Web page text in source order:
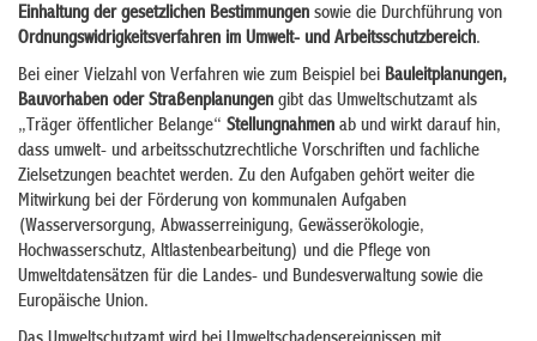
Einhaltung der gesetzlichen Bestimmungen sowie die Durchführung von
Ordnungswidrigkeitsverfahren im Umwelt- und Arbeitsschutzbereich.
Bei einer Vielzahl von Verfahren wie zum Beispiel bei Bauleitplanungen,
Bauvorhaben oder Straßenplanungen gibt das Umweltschutzamt als
„Träger öffentlicher Belange“ Stellungnahmen ab und wirkt darauf hin,
dass umwelt- und arbeitsschutzrechtliche Vorschriften und fachliche
Zielsetzungen beachtet werden. Zu den Aufgaben gehört weiter die
Mitwirkung bei der Förderung von kommunalen Aufgaben
(Wasserversorgung, Abwasserreinigung, Gewässerökologie,
Hochwasserschutz, Altlastenbearbeitung) und die Pflege von
Umweltdatensätzen für die Landes- und Bundesverwaltung sowie die
Europäische Union.